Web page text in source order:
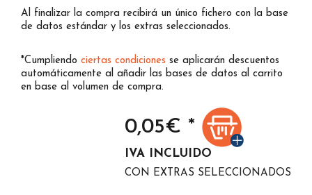
Al finalizar la compra recibirá un único fichero con la base
de datos estándar y los extras seleccionados.
*Cumpliendo ciertas condiciones se aplicarán descuentos
automáticamente al añadir las bases de datos al carrito
en base al volumen de compra.
0,05€ *
IVA INCLUIDO
CON EXTRAS SELECCIONADOS